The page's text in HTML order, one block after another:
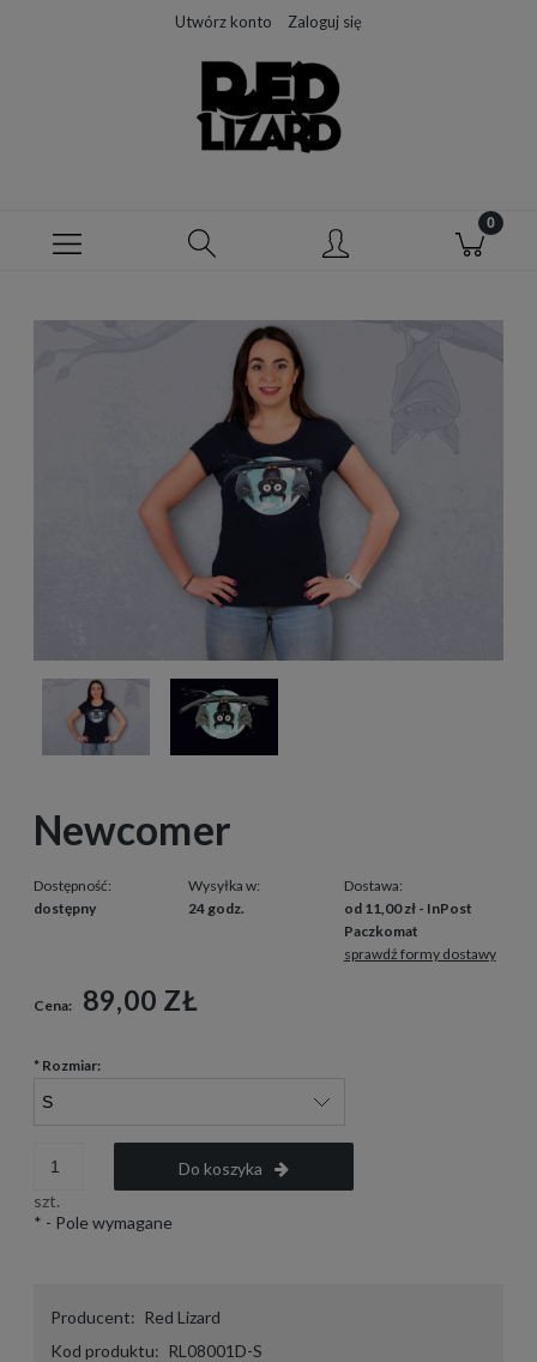
Utwórz konto Zaloguj się
Newcomer
Dostępność:
dostępny
Wysyłka w:
24 godz.
Dostawa:
od 11,00 zł - InPost
Paczkomat
sprawdź formy dostawy
Cena: 89,00 ZŁ
* Rozmiar:
szt.
Do koszyka
* - Pole wymagane
Producent: Red Lizard
Kod produktu: RL08001D-S